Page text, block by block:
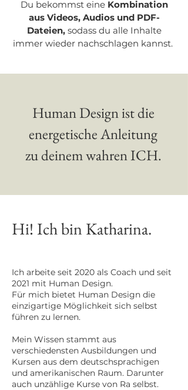
Du bekommst eine Kombination
aus Videos, Audios und PDF-
Dateien, sodass du alle Inhalte
immer wieder nachschlagen kannst.
Human Design ist die
energetische Anleitung
zu deinem wahren ICH.
Hi! Ich bin Katharina.
Ich arbeite seit 2020 als Coach und seit
2021 mit Human Design.
Für mich bietet Human Design die
einzigartige Möglichkeit sich selbst
führen zu lernen.
Mein Wissen stammt aus
verschiedensten Ausbildungen und
Kursen aus dem deutschsprachigen
und amerikanischen Raum. Darunter
auch unzählige Kurse von Ra selbst.